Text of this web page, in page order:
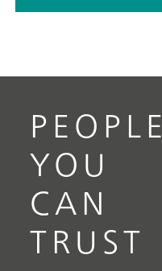
PEOPLE
YOU
CAN
TRUST